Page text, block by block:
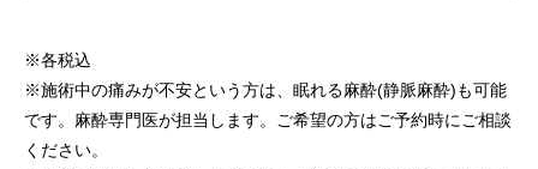
※各税込
※施術中の痛みが不安という方は、眠れる麻酔(静脈麻酔)も可能
です。麻酔専門医が担当します。ご希望の方はご予約時にご相談
ください。